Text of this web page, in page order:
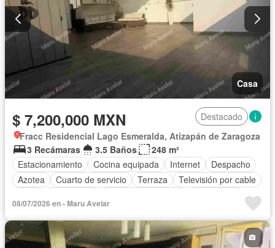
Casa
$ 7,200,000 MXN
Destacado
Fracc Residencial Lago Esmeralda, Atizapán de Zaragoza
3 Recámaras
3.5 Baños
248 m²
Estacionamiento
Cocina equipada Internet
Despacho
Azotea
Cuarto de servicio Terraza
Televisión por cable
Zonas verdes
Caseta de vigilancia
Recámara con closet
Vista panorámica
Bodega Balcón
Cocina integral
Seguridad
Asador Electricidad
Cisterna
08/07/2026 en - Maru Avelar